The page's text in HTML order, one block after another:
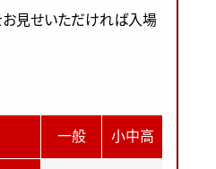
お見せいただければ入場
一般 小中高